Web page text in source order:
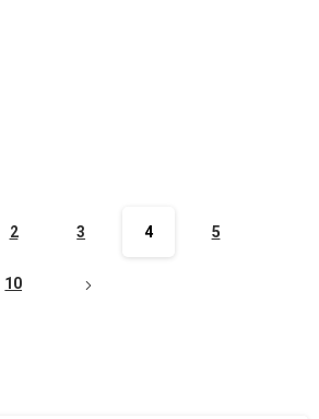
2 3 4 5
10